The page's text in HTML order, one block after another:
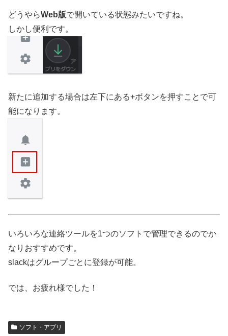
どうやらWeb版で開いている状態みたいですね。
しかし便利です。
新たに追加する場合は左下にある+ボタンを押すことで可
能になります。
いろいろな連絡ツールを1つのソフトで管理できるのでか
なりおすすめです。
slackはグループごとに登録が可能。
では、お疲れ様でした！
ソフト・アプリ